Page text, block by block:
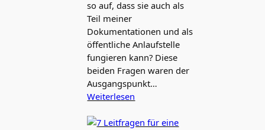
so auf, dass sie auch als
Teil meiner
Dokumentationen und als
öffentliche Anlaufstelle
fungieren kann? Diese
beiden Fragen waren der
Ausgangspunkt…
Weiterlesen